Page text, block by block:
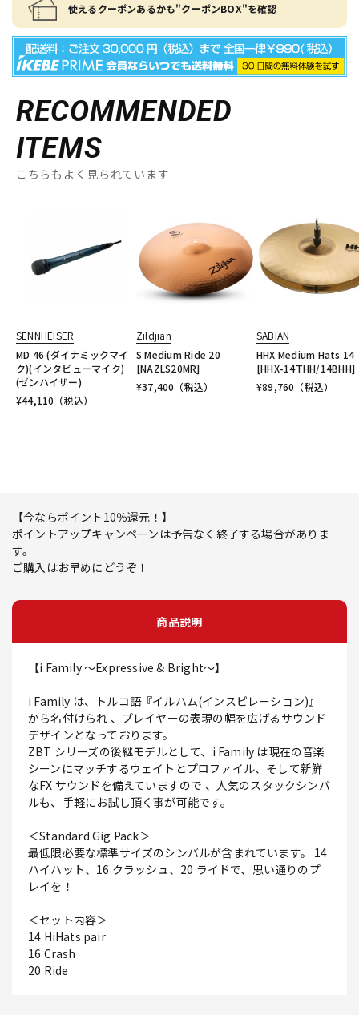
使えるクーポンあるかも"クーポンBOX"を確認
RECOMMENDED
ITEMS
こちらもよく見られています
SENNHEISER
MD 46 (ダイナミックマイ
ク)(インタビューマイク)
(ゼンハイザー)
¥44,110 （税込）
Zildjian
S Medium Ride 20
[NAZLS20MR]
¥37,400 （税込）
SABIAN
HHX Medium Hats 14
[HHX-14THH/14BHH]
¥89,760 （税込）
【今ならポイント10％還元！】
ポイントアップキャンペーンは予告なく終了する場合がありま
す。
ご購入はお早めにどうぞ！
商品説明
【i Family ～Expressive & Bright～】
i Family は、トルコ語『イルハム(インスピレーション)』
から名付けられ 、プレイヤーの表現の幅を広げるサウンド
デザインとなっております。
ZBT シリーズの後継モデルとして、i Family は現在の音楽
シーンにマッチするウェイトとプロファイル、そして新鮮
なFX サウンドを備えていますので 、人気のスタックシンバ
ルも、手軽にお試し頂く事が可能です。
＜Standard Gig Pack＞
最低限必要な標準サイズのシンバルが含まれています。 14
ハイハット、16 クラッシュ、20 ライドで、思い通りのプ
レイを！
＜セット内容＞
14 HiHats pair
16 Crash
20 Ride